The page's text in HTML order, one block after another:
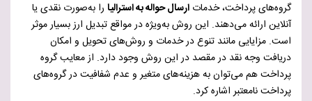
گروه‌های پرداخت، خدمات ارسال حواله به استرالیا را به‌صورت نقدی یا
آنلاین ارائه می‌دهند. این روش به‌ویژه در مواقع تبدیل ارز بسیار موثر
است. مزایایی مانند تنوع در خدمات و روش‌های تحویل و امکان
دریافت وجه نقد در مقصد در این روش وجود دارد. از معایب گروه
پرداخت هم می‌توان به هزینه‌های متغیر و عدم شفافیت در گروه‌های
پرداخت نامعتبر اشاره کرد.